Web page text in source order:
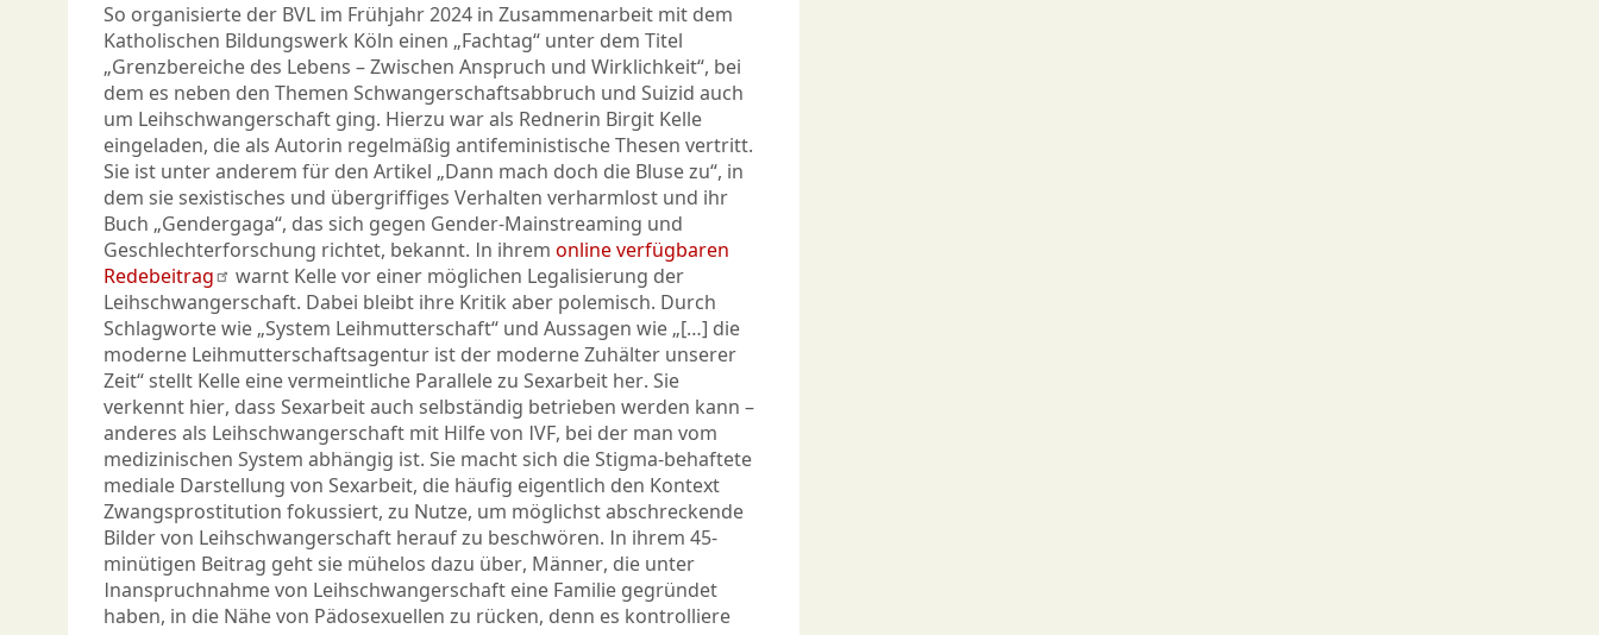
So organisierte der BVL im Frühjahr 2024 in Zusammenarbeit mit dem
Katholischen Bildungswerk Köln einen „Fachtag“ unter dem Titel
„Grenzbereiche des Lebens – Zwischen Anspruch und Wirklichkeit“, bei
dem es neben den Themen Schwangerschaftsabbruch und Suizid auch
um Leihschwangerschaft ging. Hierzu war als Rednerin Birgit Kelle
eingeladen, die als Autorin regelmäßig antifeministische Thesen vertritt.
Sie ist unter anderem für den Artikel „Dann mach doch die Bluse zu“, in
dem sie sexistisches und übergriffiges Verhalten verharmlost und ihr
Buch „Gendergaga“, das sich gegen Gender-Mainstreaming und
Geschlechterforschung richtet, bekannt. In ihrem online verfügbaren
Redebeitrag
warnt Kelle vor einer möglichen Legalisierung der
Leihschwangerschaft. Dabei bleibt ihre Kritik aber polemisch. Durch
Schlagworte wie „System Leihmutterschaft“ und Aussagen wie „[…] die
moderne Leihmutterschaftsagentur ist der moderne Zuhälter unserer
Zeit“ stellt Kelle eine vermeintliche Parallele zu Sexarbeit her. Sie
verkennt hier, dass Sexarbeit auch selbständig betrieben werden kann –
anderes als Leihschwangerschaft mit Hilfe von IVF, bei der man vom
medizinischen System abhängig ist. Sie macht sich die Stigma-behaftete
mediale Darstellung von Sexarbeit, die häufig eigentlich den Kontext
Zwangsprostitution fokussiert, zu Nutze, um möglichst abschreckende
Bilder von Leihschwangerschaft herauf zu beschwören. In ihrem 45-
minütigen Beitrag geht sie mühelos dazu über, Männer, die unter
Inanspruchnahme von Leihschwangerschaft eine Familie gegründet
haben, in die Nähe von Pädosexuellen zu rücken, denn es kontrolliere